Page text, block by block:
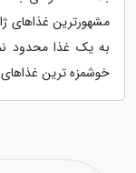
مشهورترین غذاهای
خوشمزه ترین غذاهای